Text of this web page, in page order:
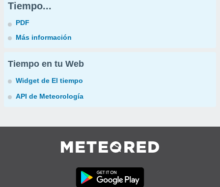
Tiempo...
PDF
Más información
Tiempo en tu Web
Widget de El tiempo
API de Meteorología